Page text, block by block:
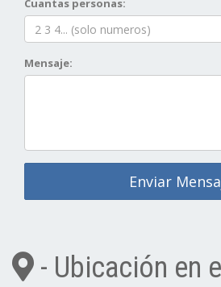
Cuantas personas:
Mensaje:
Enviar
- Ubicación en